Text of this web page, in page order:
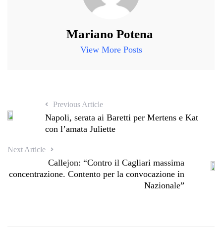
Mariano Potena
View More Posts
Previous Article
Napoli, serata ai Baretti per Mertens e Kat
con l’amata Juliette
Next Article
Callejon: “Contro il Cagliari massima
concentrazione. Contento per la convocazione in
Nazionale”